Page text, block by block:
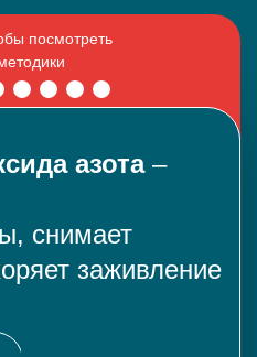
азота–
снимает
заживление